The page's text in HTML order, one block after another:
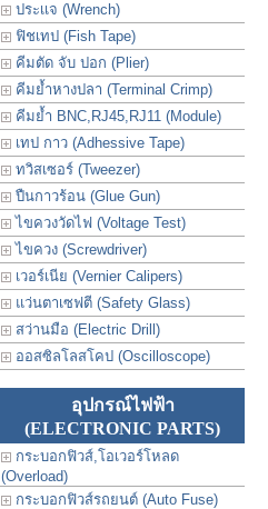
ประเเจ (Wrench)
ฟิชเทป (Fish Tape)
คีมตัด จับ ปอก (Plier)
คีมย้ำหางปลา (Terminal Crimp)
คีมย้ำ BNC,RJ45,RJ11 (Module)
เทป กาว (Adhessive Tape)
ทวิสเซอร์ (Tweezer)
ปืนกาวร้อน (Glue Gun)
ไขควงวัดไฟ (Voltage Test)
ไขควง (Screwdriver)
เวอร์เนีย (Vernier Calipers)
แว่นตาเซฟตี (Safety Glass)
สว่านมือ (Electric Drill)
ออสซิลโลสโคป (Oscilloscope)
อุปกรณ์ไฟฟ้า
(ELECTRONIC PARTS)
กระบอกฟิวส์,โอเวอร์โหลด
(Overload)
กระบอกฟิวส์รถยนต์ (Auto Fuse)